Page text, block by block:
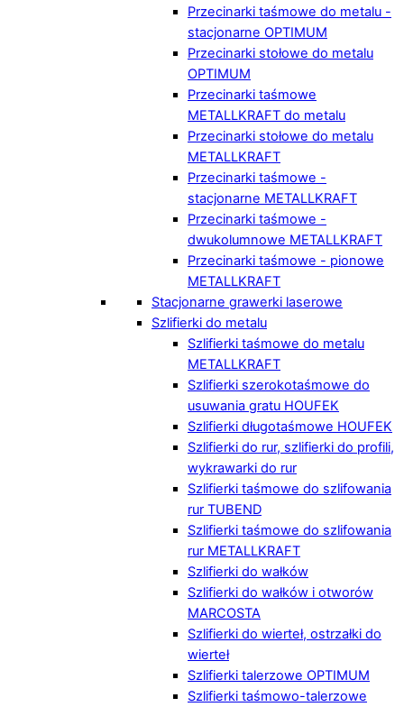
Przecinarki taśmowe do metalu -
stacjonarne OPTIMUM
Przecinarki stołowe do metalu
OPTIMUM
Przecinarki taśmowe
METALLKRAFT do metalu
Przecinarki stołowe do metalu
METALLKRAFT
Przecinarki taśmowe -
stacjonarne METALLKRAFT
Przecinarki taśmowe -
dwukolumnowe METALLKRAFT
Przecinarki taśmowe - pionowe
METALLKRAFT
Stacjonarne grawerki laserowe
Szlifierki do metalu
Szlifierki taśmowe do metalu
METALLKRAFT
Szlifierki szerokotaśmowe do
usuwania gratu HOUFEK
Szlifierki długotaśmowe HOUFEK
Szlifierki do rur, szlifierki do profili,
wykrawarki do rur
Szlifierki taśmowe do szlifowania
rur TUBEND
Szlifierki taśmowe do szlifowania
rur METALLKRAFT
Szlifierki do wałków
Szlifierki do wałków i otworów
MARCOSTA
Szlifierki do wierteł, ostrzałki do
wierteł
Szlifierki talerzowe OPTIMUM
Szlifierki taśmowo-talerzowe